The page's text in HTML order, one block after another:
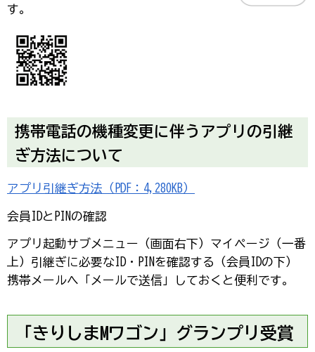
す。
携帯電話の機種変更に伴うアプリの引継
ぎ方法について
アプリ引継ぎ方法（PDF：4,280KB）
会員IDとPINの確認
アプリ起動→サブメニュー（画面右下）→マイページ（一番
上）→引継ぎに必要なID・PINを確認する（会員IDの下）
携帯メールへ「メールで送信」しておくと便利です。
「きりしまMワゴン」グランプリ受賞